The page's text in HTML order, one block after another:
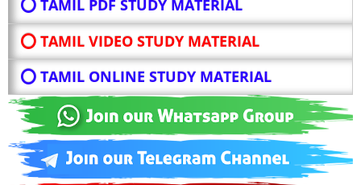
⭕ TAMIL PDF STUDY MATERIAL
⭕ TAMIL VIDEO STUDY MATERIAL
⭕ TAMIL ONLINE STUDY MATERIAL